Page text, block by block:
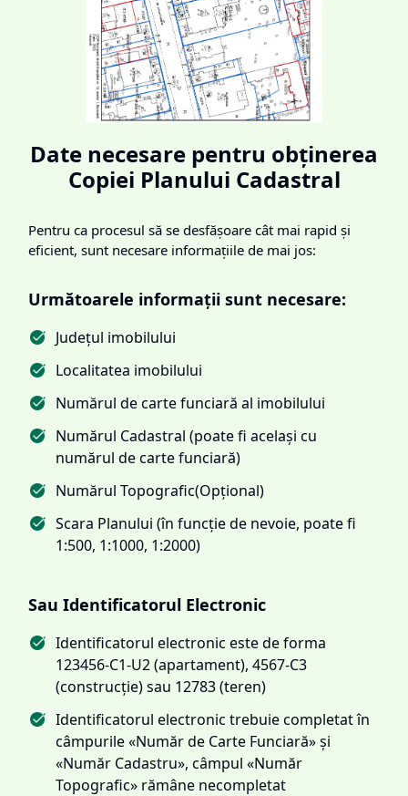
Date necesare pentru obținerea
Copiei Planului Cadastral
Pentru ca procesul să se desfășoare cât mai rapid și
eficient, sunt necesare informațiile de mai jos:
Următoarele informații sunt necesare:
Județul imobilului
Localitatea imobilului
Numărul de carte funciară al imobilului
Numărul Cadastral (poate fi același cu
numărul de carte funciară)
Numărul Topografic(Opțional)
Scara Planului (în funcție de nevoie, poate fi
1:500, 1:1000, 1:2000)
Sau Identificatorul Electronic
Identificatorul electronic este de forma
123456-C1-U2 (apartament), 4567-C3
(construcție) sau 12783 (teren)
Identificatorul electronic trebuie completat în
câmpurile «Număr de Carte Funciară» și
«Număr Cadastru», câmpul «Număr
Topografic» rămâne necompletat